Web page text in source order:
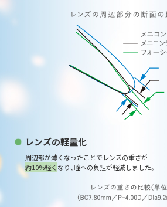
レンズの軽量化
周辺部が薄くなったことでレンズの重さが
約10%軽く なり、瞳への負担が軽減しました。